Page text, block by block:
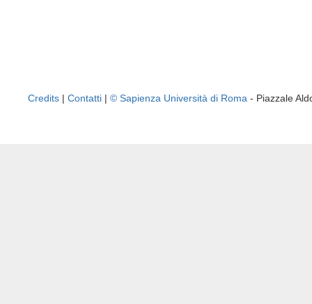
Credits | Contatti | © Sapienza Università di Roma - Piazzale